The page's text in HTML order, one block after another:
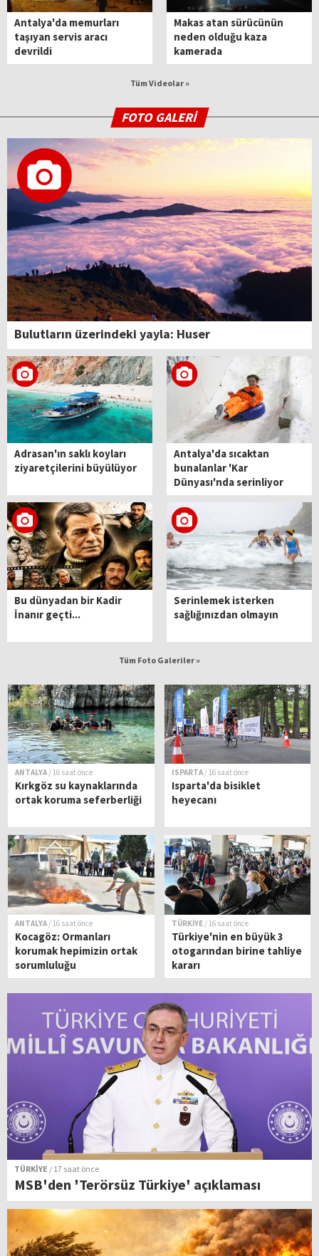
Antalya'da memurları
taşıyan servis aracı
devrildi
Makas atan sürücünün
neden olduğu kaza
kamerada
Tüm Videolar »
FOTO GALERİ
Bulutların üzerindeki yayla: Huser
Adrasan'ın saklı koyları
ziyaretçilerini büyülüyor
Antalya'da sıcaktan
bunalanlar 'Kar
Dünyası'nda serinliyor
Bu dünyadan bir Kadir
İnanır geçti...
Serinlemek isterken
sağlığınızdan olmayın
Tüm Foto Galeriler »
ANTALYA / 16 saat önce
Kırkgöz su kaynaklarında
ortak koruma seferberliği
ISPARTA / 16 saat önce
Isparta'da bisiklet
heyecanı
ANTALYA / 16 saat önce
Kocagöz: Ormanları
korumak hepimizin ortak
sorumluluğu
TÜRKİYE / 16 saat önce
Türkiye'nin en büyük 3
otogarından birine tahliye
kararı
TÜRKİYE / 17 saat önce
MSB'den 'Terörsüz Türkiye' açıklaması